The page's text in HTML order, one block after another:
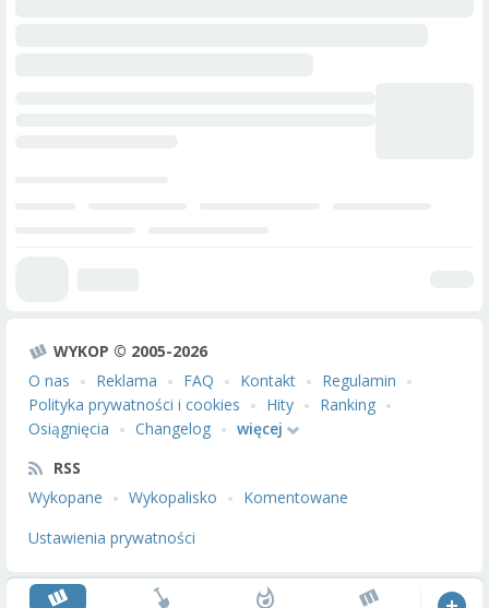
WYKOP © 2005-2026
O nas
Reklama FAQ Kontakt
Regulamin
Polityka prywatności i cookies
Hity
Ranking
Osiągnięcia
Changelog
więcej
RSS
Wykopane
Wykopalisko
Komentowane
Ustawienia prywatności